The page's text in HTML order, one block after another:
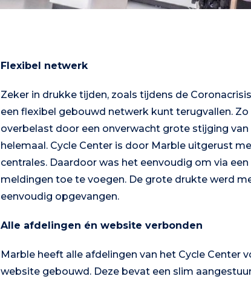
Flexibel netwerk
Zeker in drukke tijden, zoals tijdens de
een flexibel gebouwd netwerk kunt terugvallen.
overbelast door een onverwacht grote stijging van
helemaal. Cycle Center is door Marble uitgerust
centrales. Daardoor was het eenvoudig om via
meldingen toe te voegen. De grote drukte werd
eenvoudig opgevangen.
Alle afdelingen én website verbonden
Marble heeft alle afdelingen van het Cycle Center
website gebouwd. Deze bevat een slim